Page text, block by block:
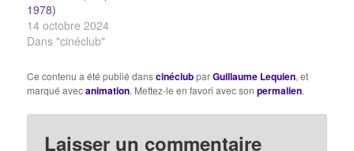
1978)
14 octobre 2024
Dans "cinéclub"
Ce contenu a été publié danscinéclubparGuillaume Lequien, et
marqué avecanimation. Mettez-le en favori avec sonpermalien.
Laisser un commentaire